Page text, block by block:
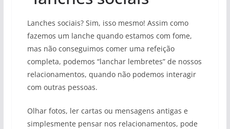
Lanches sociais? Sim, isso mesmo! Assim como
fazemos um lanche quando estamos com fome,
mas não conseguimos comer uma refeição
completa, podemos “lanchar lembretes” de nossos
relacionamentos, quando não podemos interagir
com outras pessoas.
Olhar fotos, ler cartas ou mensagens antigas e
simplesmente pensar nos relacionamentos, pode